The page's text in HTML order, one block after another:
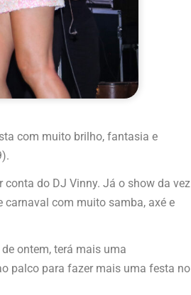
com muito brilho, fantasia e
do DJ Vinny. Já o show da vez
com muito samba, axé e
ontem, terá mais uma
palco para fazer mais uma festa no